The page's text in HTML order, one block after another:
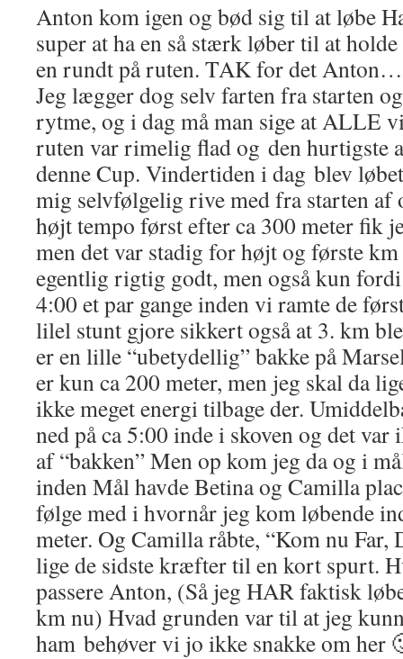
Anton kom igen og bød sig til at løbe
super at ha en så stærk løber til at
en rundt på ruten. TAK for det
Jeg lægger dog selv farten fra starten
rytme, og i dag må man sige at ALLE
ruten var rimelig flad og den hurtigste
denne Cup. Vindertiden i dag blev
mig selvfølgelig rive med fra starten
højt tempo først efter ca 300 meter fik
men det var stadig for højt og første
egentlig rigtig godt, men også kun fordi
4:00 et par gange inden vi ramte de
lilel stunt gjore sikkert også at 3. km
er en lille “ubetydellig” bakke på
er kun ca 200 meter, men jeg skal da
ikke meget energi tilbage der.
ned på ca 5:00 inde i skoven og det
af “bakken” Men op kom jeg da og i
inden Mål havde Betina og Camilla
følge med i hvornår jeg kom løbende
meter. Og Camilla råbte, “Kom nu Far,
lige de sidste kræfter til en kort spurt.
passere Anton, (Så jeg HAR faktisk
km nu) Hvad grunden var til at jeg
ham behøver vi jo ikke snakke om her